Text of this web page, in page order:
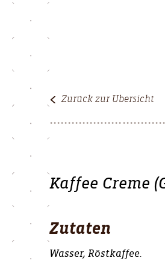
Zurück zur Übersicht
Kaffee Creme
Zutaten
Wasser, Röstkaffee.